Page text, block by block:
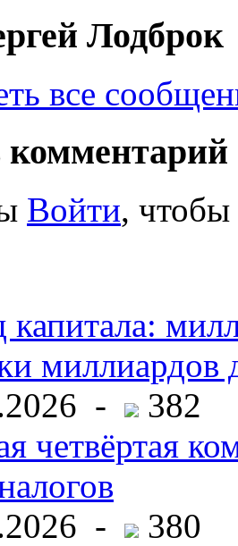
Лодброк
все
комментарий
Войти, чтобы
капитала:
миллиардов
-
382
четвёртая
-
380